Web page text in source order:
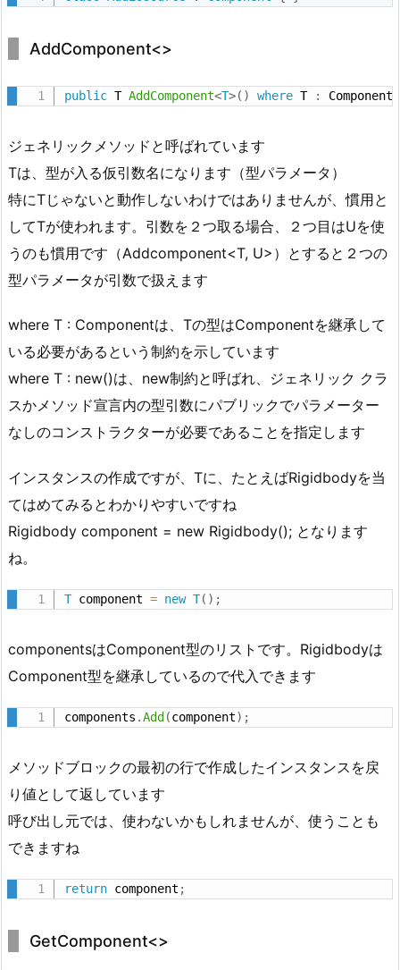
n
e
t
<
>
3.
ク
ラ
図
AddComponent<>
public T AddComponent<T>( ) where T : Component
ジェネリックメソッドと呼ばれています
Tは、型が入る仮引数名になります（型パラメータ）
特にTじゃないと動作しないわけではありませんが、慣用と
してTが使われます。引数を２つ取る場合、２つ目はUを使
うのも慣用です（Addcomponent<T, U>）とすると２つの
型パラメータが引数で扱えます
where T : Componentは、Tの型はComponentを継承して
いる必要があるという制約を示しています
where T : new()は、new制約と呼ばれ、ジェネリック クラ
スかメソッド宣言内の型引数にパブリックでパラメーター
なしのコンストラクターが必要であることを指定します
インスタンスの作成ですが、Tに、たとえばRigidbodyを当
てはめてみるとわかりやすいですね
Rigidbody component = new Rigidbody(); となります
ね。
T component = new T( ) ;
componentsはComponent型のリストです。Rigidbodyは
Component型を継承しているので代入できます
components .Add (component) ;
メソッドブロックの最初の行で作成したインスタンスを戻
り値として返しています
呼び出し元では、使わないかもしれませんが、使うことも
できますね
return component ;
GetComponent<>